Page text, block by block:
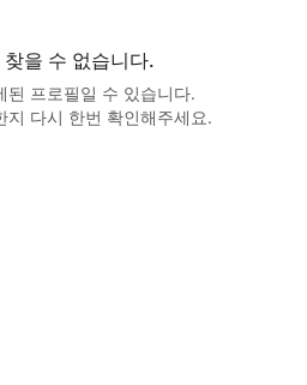
을 수 없습니다.
된 프로필일 수 있습니다.
지 다시 한번 확인해주세요.